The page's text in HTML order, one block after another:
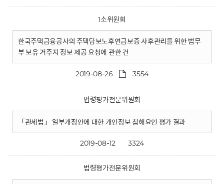
1소위원회
한국주택금융공사의 주택담보노후연금보증 사후관리를 위한 법무
부 보유 거주지 정보 제공 요청에 관한 건
2019-08-26 3554
법령평가전문위원회
「관세법」 일부개정안에 대한 개인정보 침해요인 평가 결과
2019-08-12 3324
법령평가전문위원회